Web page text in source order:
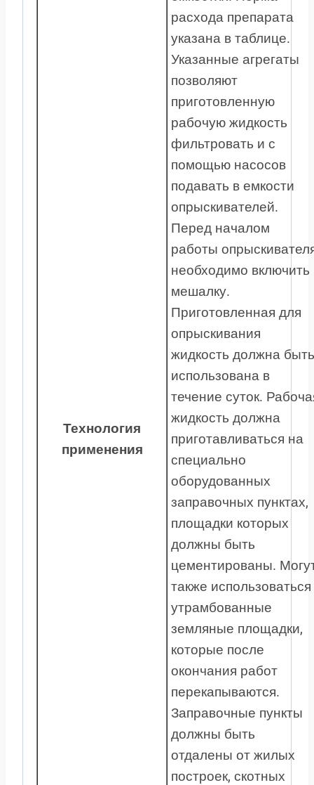
Технология
применения
расхода препарата
указана в таблице.
Указанные агрегаты
позволяют
приготовленную
рабочую жидкость
фильтровать и с
помощью насосов
подавать в емкости
опрыскивателей.
Перед началом
работы
необходимо включить
мешалку.
Приготовленная для
опрыскивания
жидкость должна быть
использована в
течение суток.
жидкость должна
приготавливаться на
специально
оборудованных
заправочных пунктах,
площадки которых
должны быть
цементированы.
также использоваться
утрамбованные
земляные площадки,
которые после
окончания работ
перекапываются.
Заправочные пункты
должны быть
отдалены от жилых
построек, скотных